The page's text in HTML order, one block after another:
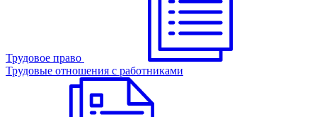
Трудовое право
Трудовые отношения с работниками